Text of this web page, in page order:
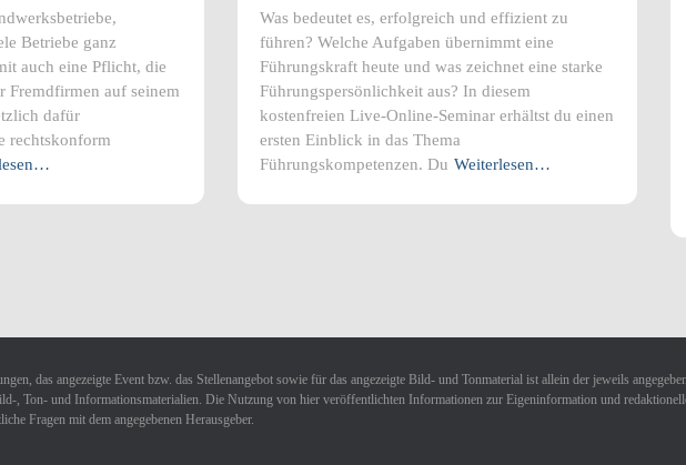
Betriebe ganz
auch eine Pflicht, die
Fremdfirmen auf seinem
dafür
rechtskonform
Was bedeutet es, erfolgreich und effizient zu
führen? Welche Aufgaben übernimmt eine
Führungskraft heute und was zeichnet eine starke
Führungspersönlichkeit aus? In diesem
kostenfreien Live-Online-Seminar erhältst du einen
ersten Einblick in das Thema
Führungskompetenzen. Du Weiterlesen…
das angezeigte Event bzw. das Stellenangebot sowie für das angezeigte Bild- und Tonmaterial ist allein der jeweils
, Ton- und Informationsmaterialien. Die Nutzung von hier veröffentlichten Informationen zur Eigeninformation und
Fragen mit dem angegebenen Herausgeber.